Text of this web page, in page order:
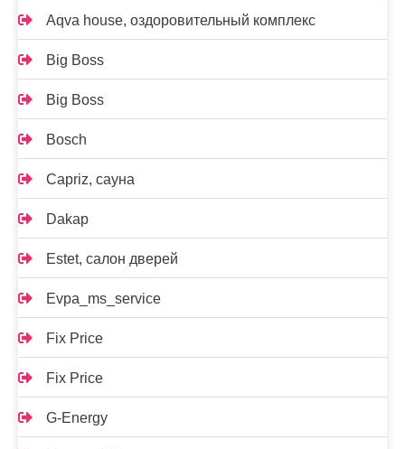
Aqva house, оздоровительный комплекс
Big Boss
Big Boss
Bosch
Capriz, сауна
Dakap
Estet, салон дверей
Evpa_ms_service
Fix Price
Fix Price
G-Energy